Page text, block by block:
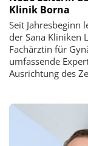
Klinik Borna
Seit Jahresbeginn
der Sana Kliniken
Fachärztin für
umfassende
Ausrichtung des